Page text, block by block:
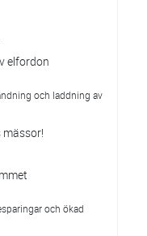
elfordon
och laddning av
och ökad